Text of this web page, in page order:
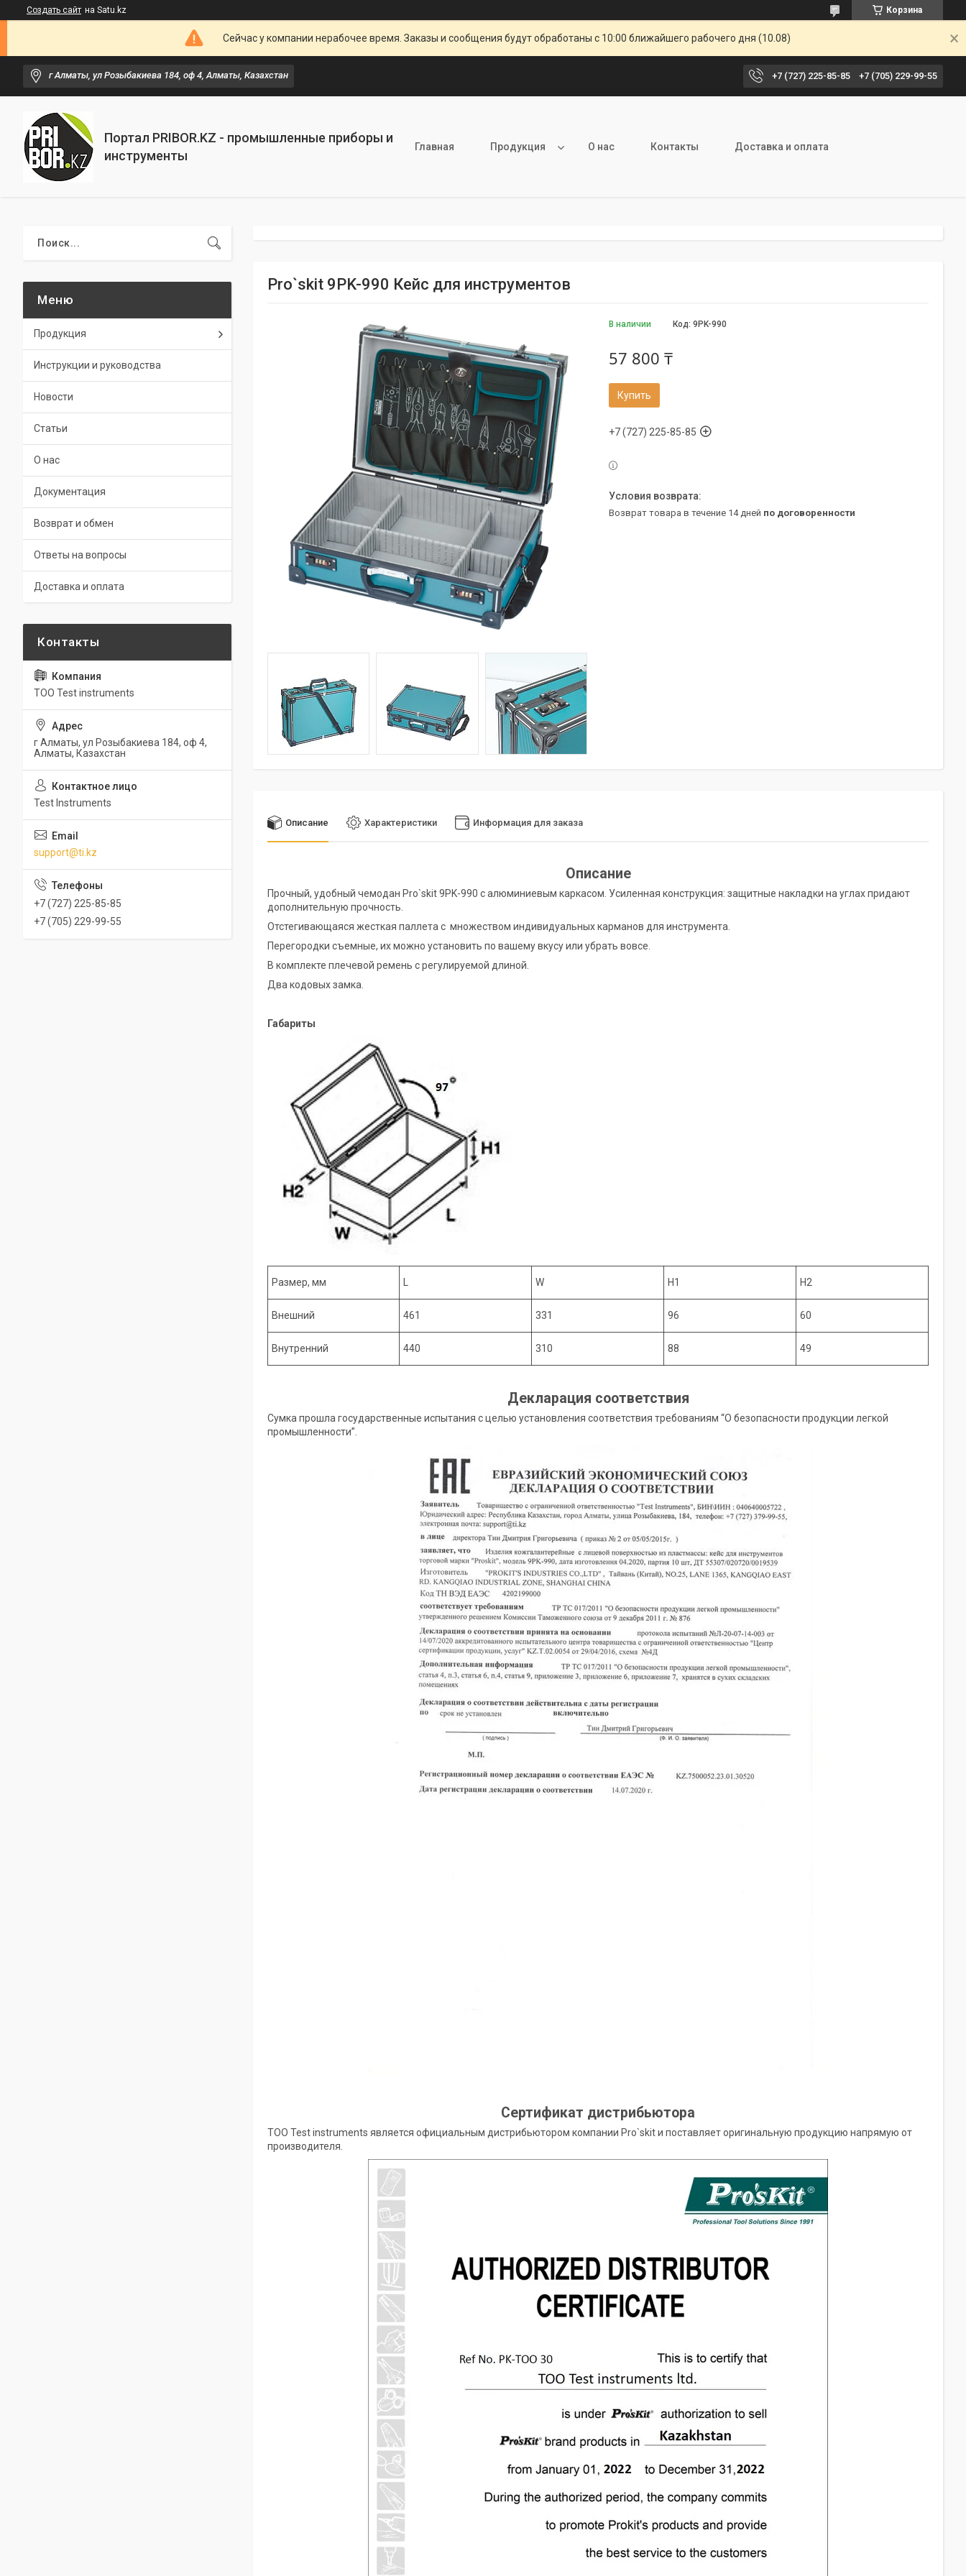
Создать сайт на Satu.kz Корзина
Сейчас у компании нерабочее время. Заказы и сообщения будут обработаны с 10:00 ближайшего рабочего дня (10.08)
г Алматы, ул Розыбакиева 184, оф 4, Алматы, Казахстан +7 (727) 225-85-85 +7 (705) 229-99-55
Портал PRIBOR.KZ - промышленные приборы и
инструменты
Главная Продукция О нас Контакты Доставка и оплата
Pro`skit 9PK-990 Кейс для инструментов
В наличии Код: 9PK-990
57 800 ₸
Купить
+7 (727) 225-85-85
возврат товара в течение 14 дней по договоренности
Описание Характеристики Информация для заказа
Описание
Прочный, удобный чемодан Pro`skit 9PK-990 с алюминиевым каркасом. Усиленная конструкция: защитные накладки на углах придают
дополнительную прочность.
Отстегивающаяся жесткая паллета с множеством индивидуальных карманов для инструмента.
Перегородки съемные, их можно установить по вашему вкусу или убрать вовсе.
В комплекте плечевой ремень с регулируемой длиной.
Два кодовых замка.
Габариты
Размер, мм W H1 H2
Внешний 461 331 96 60
Внутренний 440 310 88 49
Декларация соответствия
Сумка прошла государственные испытания с целью установления соответствия требованиям “О безопасности продукции легкой
промышленности”.
Сертификат дистрибьютора
ТОО Test instruments является официальным дистрибьютором компании Pro`skit и поставляет оригинальную продукцию напрямую от
производителя.
Продукция
Инструкции и руководства
Новости
Статьи
О нас
Документация
Возврат и обмен
Ответы на вопросы
Доставка и оплата
ТОО Test instruments
г Алматы, ул Розыбакиева 184, оф 4,
Алматы, Казахстан
Test Instruments
support@ti.kz
+7 (727) 225-85-85
+7 (705) 229-99-55